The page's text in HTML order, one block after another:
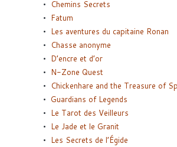
Chemins Secrets
Fatum
Les aventures du capitaine Ronan
Chasse anonyme
D’encre et d’or
N-Zone Quest
Chickenhare and the Treasure of
Guardians of Legends
Le Tarot des Veilleurs
Le Jade et le Granit
Les Secrets de l’Égide